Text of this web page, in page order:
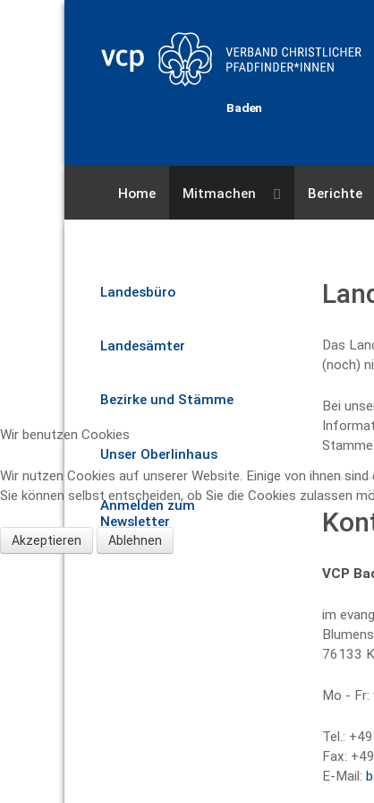
Baden
Home Mitmachen Berichte
Landesbüro
Landesämter
Bezirke und Stämme
Unser Oberlinhaus
Anmelden zum
Newsletter
Das
(noch)
Bei
VCP
im
76133
Mo - Fr:
Tel.:
Fax:
E-Mail:
Wir benutzen Cookies
Wir nutzen Cookies auf unserer Website. Einige von ihnen
Sie können selbst entscheiden, ob Sie die Cookies zulassen
Akzeptieren Ablehnen